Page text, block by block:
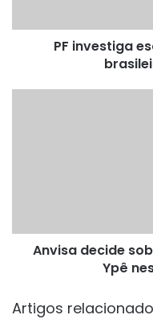
os
PF investiga
quarta-
Anvisa decide
Ypê
Artigos